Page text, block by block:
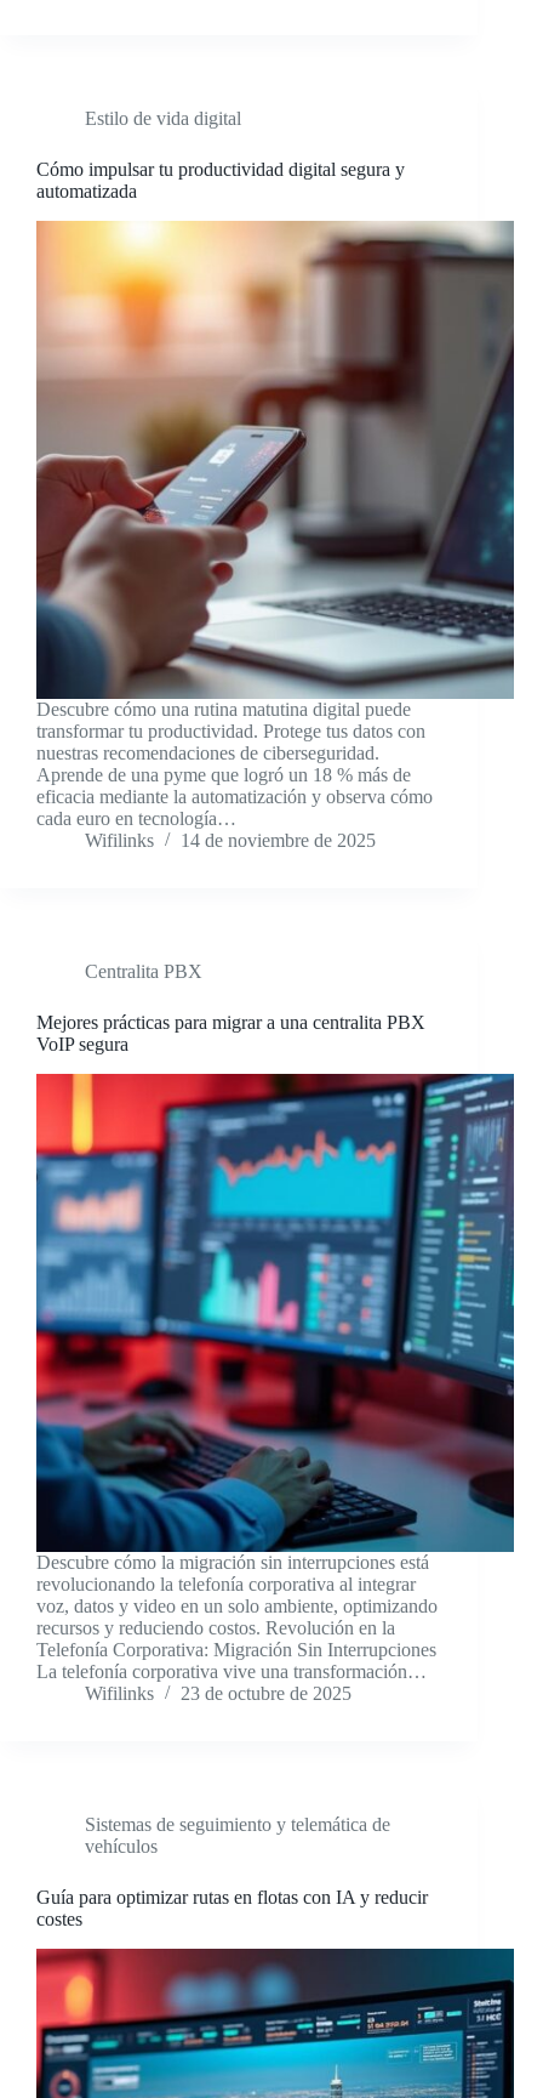
Estilo de vida digital
Cómo impulsar tu productividad digital segura y
automatizada
Descubre cómo una rutina matutina digital puede
transformar tu productividad. Protege tus datos con
nuestras recomendaciones de ciberseguridad.
Aprende de una pyme que logró un 18 % más de
eficacia mediante la automatización y observa cómo
cada euro en tecnología…
Wifilinks
14 de noviembre de 2025
Centralita PBX
Mejores prácticas para migrar a una centralita PBX
VoIP segura
Descubre cómo la migración sin interrupciones está
revolucionando la telefonía corporativa al integrar
voz, datos y video en un solo ambiente, optimizando
recursos y reduciendo costos. Revolución en la
Telefonía Corporativa: Migración Sin Interrupciones
La telefonía corporativa vive una transformación…
Wifilinks
23 de octubre de 2025
Sistemas de seguimiento y telemática de
vehículos
Guía para optimizar rutas en flotas con IA y reducir
costes